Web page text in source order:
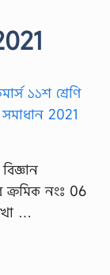
ক্রমিক নংঃ 06
…